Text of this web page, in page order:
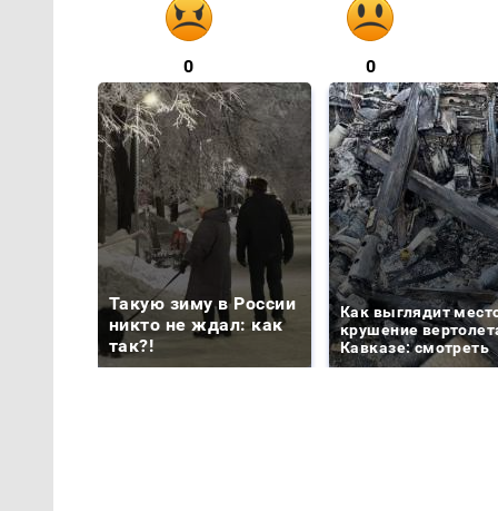
0 0
Такую зиму в России
никто не ждал: как
так?!
Как выглядит
крушение
Кавказе: смотреть